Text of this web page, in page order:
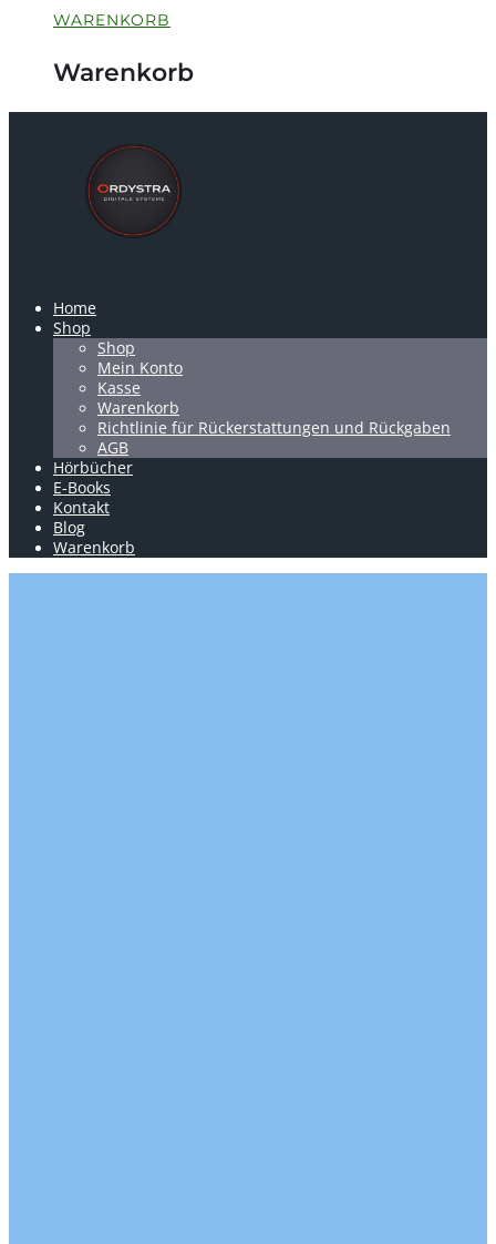
WARENKORB
Warenkorb
Home
Shop
Shop
Mein Konto
Kasse
Warenkorb
Richtlinie für Rückerstattungen und Rückgaben
AGB
Hörbücher
E-Books
Kontakt
Blog
Warenkorb